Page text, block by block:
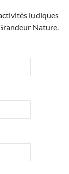
ludiques
Nature.